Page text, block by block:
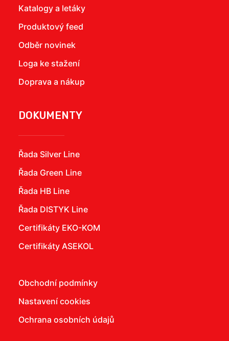
Katalogy a letáky
Produktový feed
Odběr novinek
Loga ke stažení
Doprava a nákup
DOKUMENTY
Řada Silver Line
Řada Green Line
Řada HB Line
Řada DISTYK Line
Certifikáty EKO-KOM
Certifikáty ASEKOL
Obchodní podmínky
Nastavení cookies
Ochrana osobních údajů